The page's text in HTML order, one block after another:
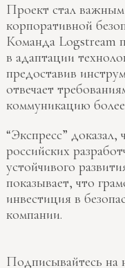
Проект стал
корпоративной
Команда Logstream
в адаптации
предоставив
отвечает
коммуникацию
“Экспресс”
российских
устойчивого
показывает, что
инвестиция в
компании.
Подписывайтесь на